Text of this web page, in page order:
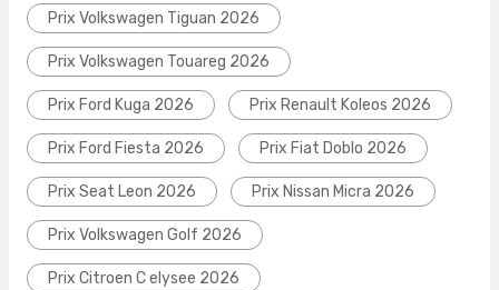
Prix Volkswagen Tiguan 2026
Prix Volkswagen Touareg 2026
Prix Ford Kuga 2026 Prix Renault Koleos 2026
Prix Ford Fiesta 2026 Prix Fiat Doblo 2026
Prix Seat Leon 2026 Prix Nissan Micra 2026
Prix Volkswagen Golf 2026
Prix Citroen C elysee 2026